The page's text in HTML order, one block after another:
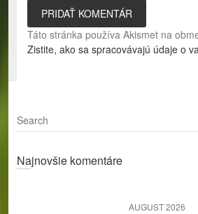
Táto stránka používa Akismet na
Zistite, ako sa spracovávajú údaje o
S
e
rNajnovšie komentáre
AUGUST 2026